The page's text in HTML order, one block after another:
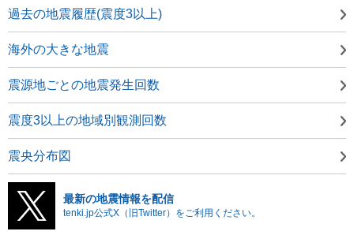
過去の地震履歴(震度3以上)
海外の大きな地震
震源地ごとの地震発生回数
震度3以上の地域別観測回数
震央分布図
最新の地震情報を配信
tenki.jp公式X（旧Twitter）をご利用ください。